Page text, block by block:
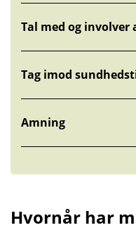
Tal med og involver
Tag imod
Amning
Hvornår har